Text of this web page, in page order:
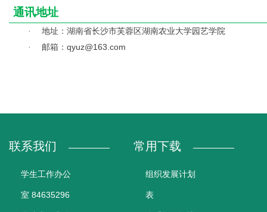
通讯地址
· 地址：湖南省长沙市芙蓉区湖南农业大学园艺学院
· 邮箱：qyuz@163.com
联系我们
学生工作办公
室 84635296
常用下载
组织发展计划
表